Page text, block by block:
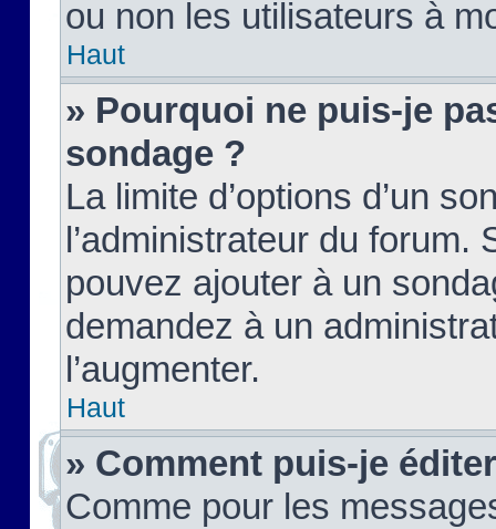
ou non les utilisateurs à
Haut
» Pourquoi ne puis-je
sondage ?
La limite d’options d’un
l’administrateur du forum.
pouvez ajouter à un
demandez à un
l’augmenter.
Haut
» Comment puis-je
Comme pour les